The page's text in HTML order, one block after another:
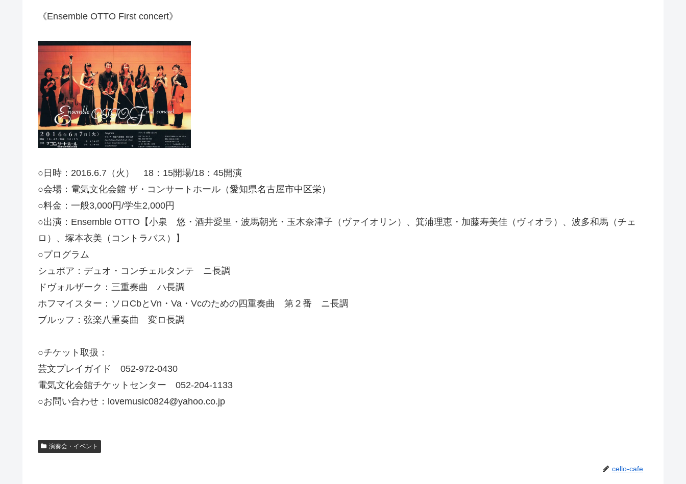
《Ensemble OTTO First concert》
○日時：2016.6.7（火） 18：15開場/18：45開演
○会場：電気文化会館 ザ・コンサートホール（愛知県名古屋市中区栄 ）
○料金：一般3,000円/学生2,000円
○出演：Ensemble OTTO【小泉 悠・酒井愛里・波馬朝光・玉木奈津子（ヴァイオリン）、箕浦理恵・加藤寿美佳（ヴィオラ）、波多和馬（チェ
ロ）、塚本衣美（コントラバス）】
○プログラム
シュポア：デュオ・コンチェルタンテ ニ長調
ドヴォルザーク：三重奏曲 ハ長調
ホフマイスター：ソロCbとVn・Va・Vcのための四重奏曲 第２番 ニ長調
ブルッフ：弦楽八重奏曲 変ロ長調
○チケット取扱：
芸文プレイガイド 052-972-0430
電気文化会館チケットセンター 052-204-1133
○お問い合わせ：lovemusic0824@yahoo.co.jp
演奏会・イベント
cello-cafe